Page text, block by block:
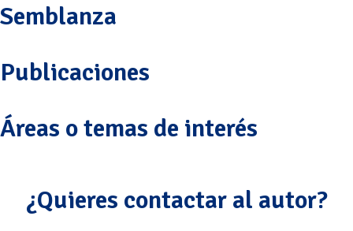
Semblanza
Publicaciones
Áreas o temas de interés
¿Quieres contactar al autor?